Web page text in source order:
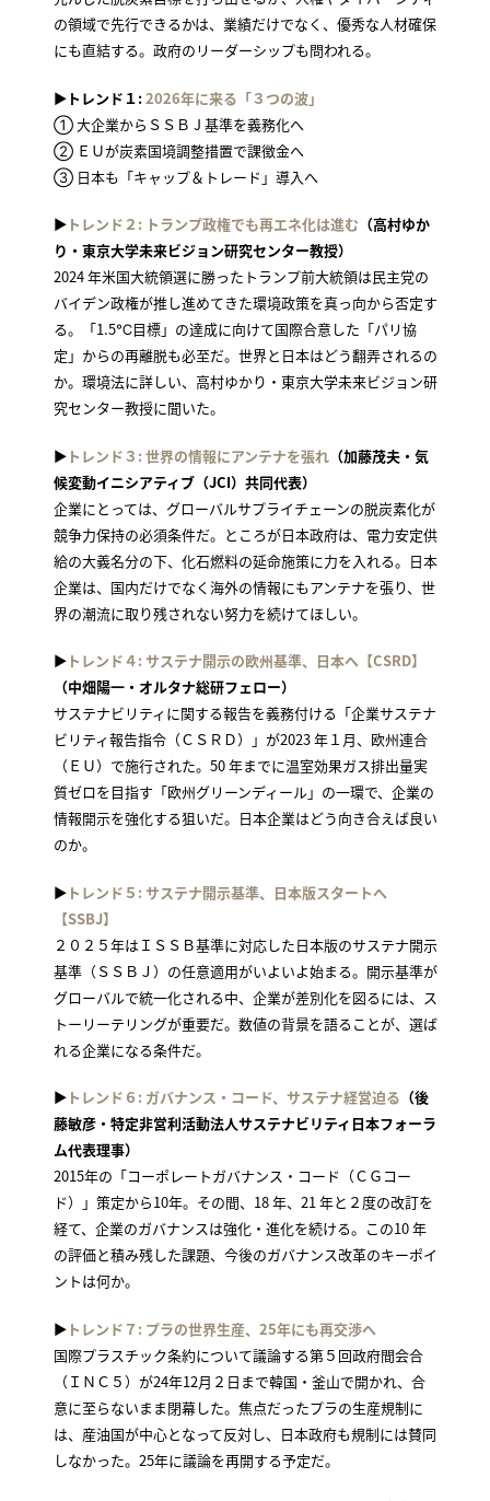
の領域で先行できるかは、業績だけでなく、優秀な人材確保
にも直結する。政府のリーダーシップも問われる。
▶トレンド１:2026年に来る「３つの波」
① 大企業からＳＳＢ J 基準を義務化へ
② ＥＵが炭素国境調整措置で課徴金へ
③ 日本も「キャップ＆トレード」導入へ
▶トレンド２: トランプ政権でも再エネ化は進む （高村ゆか
り・東京大学未来ビジョン研究センター教授）
2024 年米国大統領選に勝ったトランプ前大統領は民主党の
バイデン政権が推し進めてきた環境政策を真っ向から否定す
る。「1.5℃目標」の達成に向けて国際合意した「パリ協
定」からの再離脱も必至だ。世界と日本はどう翻弄されるの
か。環境法に詳しい、高村ゆかり・東京大学未来ビジョン研
究センター教授に聞いた。
▶トレンド３: 世界の情報にアンテナを張れ（加藤茂夫・気
候変動イニシアティブ（JCI）共同代表）
企業にとっては、グローバルサプライチェーンの脱炭素化が
競争力保持の必須条件だ。ところが日本政府は、電力安定供
給の大義名分の下、化石燃料の延命施策に力を入れる。日本
企業は、国内だけでなく海外の情報にもアンテナを張り、世
界の潮流に取り残されない努力を続けてほしい。
▶トレンド４: サステナ開示の欧州基準、日本へ【CSRD】
（中畑陽一・オルタナ総研フェロー）
サステナビリティに関する報告を義務付ける「企業サステナ
ビリティ報告指令（ＣＳＲＤ）」が2023 年１月、欧州連合
（ＥＵ）で施行された。50 年までに温室効果ガス排出量実
質ゼロを目指す「欧州グリーンディール」の一環で、企業の
情報開示を強化する狙いだ。日本企業はどう向き合えば良い
のか。
▶トレンド５: サステナ開示基準、日本版スタートへ
【SSBJ】
２０２５年はＩＳＳＢ基準に対応した日本版のサステナ開示
基準（ＳＳＢＪ）の任意適用がいよいよ始まる。開示基準が
グローバルで統一化される中、企業が差別化を図るには、ス
トーリーテリングが重要だ。数値の背景を語ることが、選ば
れる企業になる条件だ。
▶トレンド６: ガバナンス・コード、サステナ経営迫る （後
藤敏彦・特定非営利活動法人サステナビリティ日本フォーラ
ム代表理事）
2015年の「コーポレートガバナンス・コード（ＣＧコー
ド）」策定から10年。その間、18 年、21 年と２度の改訂を
経て、企業のガバナンスは強化・進化を続ける。この10 年
の評価と積み残した課題、今後のガバナンス改革のキーポイ
ントは何か。
▶トレンド７: プラの世界生産、25年にも再交渉へ
国際プラスチック条約について議論する第５回政府間会合
（ＩＮＣ５）が24年12月２日まで韓国・釜山で開かれ、合
意に至らないまま閉幕した。焦点だったプラの生産規制に
は、産油国が中心となって反対し、日本政府も規制には賛同
しなかった。25年に議論を再開する予定だ。